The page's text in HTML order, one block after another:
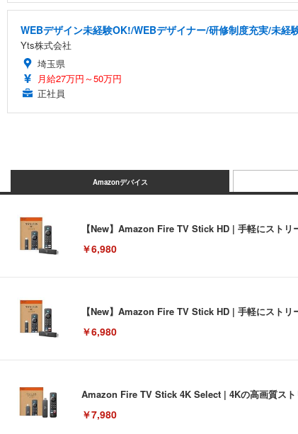
WEBデザイン未経験OK!/WEBデザイナー/研修制度充実/未経
Yts株式会社
埼玉県
月給27万円～50万円
正社員
Amazonデバイス
【New】Amazon Fire TV Stick HD | 手軽にスト
￥6,980
【New】Amazon Fire TV Stick HD | 手軽にスト
￥6,980
Amazon Fire TV Stick 4K Select | 4Kの高画質ス
￥7,980